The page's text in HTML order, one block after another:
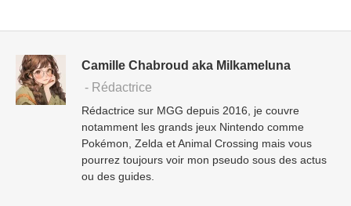
Camille Chabroud aka Milkameluna
- Rédactrice
Rédactrice sur MGG depuis 2016, je couvre
notamment les grands jeux Nintendo comme
Pokémon, Zelda et Animal Crossing mais vous
pourrez toujours voir mon pseudo sous des actus
ou des guides.